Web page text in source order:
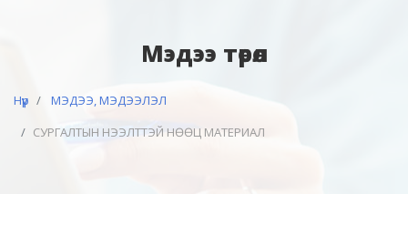
Мэдээ төрөл
Нүүр
МЭДЭЭ, МЭДЭЭЛЭЛ
СУРГАЛТЫН НЭЭЛТТЭЙ НӨӨЦ МАТЕРИАЛ